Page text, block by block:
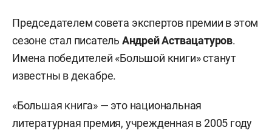
Председателем совета экспертов премии в этом
сезоне стал писатель АндрейАствацатуров.
Имена победителей «Большой книги» станут
известны в декабре.
«Большая книга» — это национальная
литературная премия, учрежденная в 2005 году